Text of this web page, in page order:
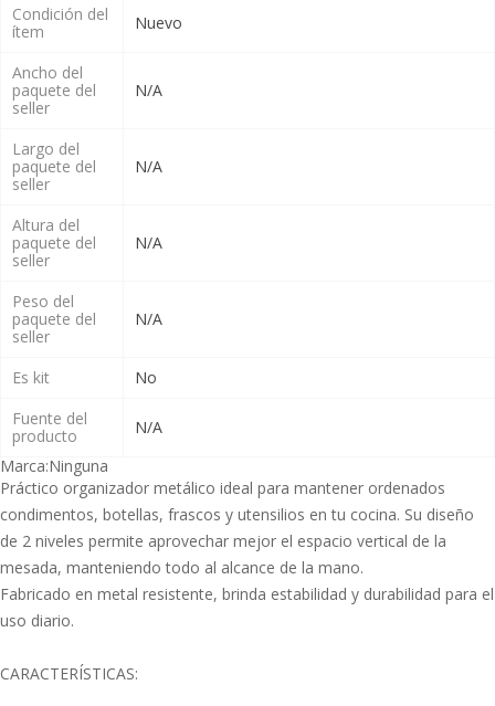
Condición del
ítem
Nuevo
Ancho del
paquete del
seller
N/A
Largo del
paquete del
seller
N/A
Altura del
paquete del
seller
N/A
Peso del
paquete del
seller
N/A
Es kit
No
Fuente del
producto
N/A
Marca:Ninguna
Práctico organizador metálico ideal para mantener ordenados
condimentos, botellas, frascos y utensilios en tu cocina. Su diseño
de 2 niveles permite aprovechar mejor el espacio vertical de la
mesada, manteniendo todo al alcance de la mano.
Fabricado en metal resistente, brinda estabilidad y durabilidad para el
uso diario.
CARACTERÍSTICAS: